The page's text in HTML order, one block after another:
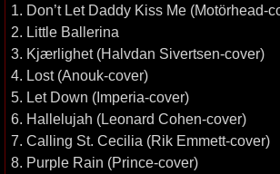
1. Don’t Let Daddy Kiss Me (Motörhead-
2. Little Ballerina
3. Kjærlighet (Halvdan Sivertsen-cover)
4. Lost (Anouk-cover)
5. Let Down (Imperia-cover)
6. Hallelujah (Leonard Cohen-cover)
7. Calling St. Cecilia (Rik Emmett-cover)
8. Purple Rain (Prince-cover)